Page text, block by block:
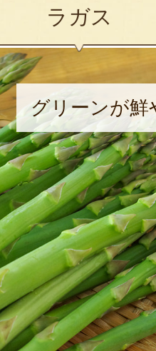
ラガス
グリーンが鮮